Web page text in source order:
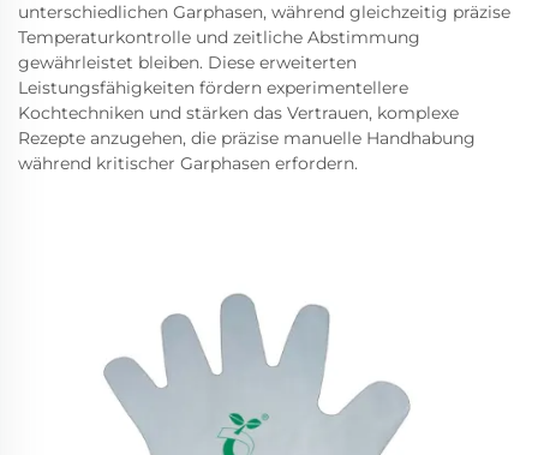
unterschiedlichen Garphasen, während gleichzeitig präzise
Temperaturkontrolle und zeitliche Abstimmung
gewährleistet bleiben. Diese erweiterten
Leistungsfähigkeiten fördern experimentellere
Kochtechniken und stärken das Vertrauen, komplexe
Rezepte anzugehen, die präzise manuelle Handhabung
während kritischer Garphasen erfordern.